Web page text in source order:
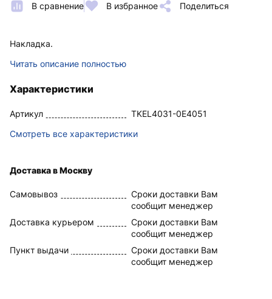
В сравнение В избранное Поделиться
Накладка.
Читать описание полностью
Характеристики
Артикул
TKEL4031-0E4051
Смотреть все характеристики
Доставка в Москву
Самовывоз
Сроки доставки Вам
сообщит менеджер
Доставка курьером
Сроки доставки Вам
сообщит менеджер
Пункт выдачи
Сроки доставки Вам
сообщит менеджер